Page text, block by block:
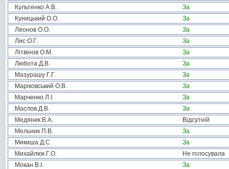
Культенко А.В.
За
Куницький О.О.
За
Леонов О.О.
За
Лис О.Г.
За
Літвінов О.М.
За
Любота Д.В.
За
Мазурашу Г.Г.
За
Маріковський О.В.
За
Марченко Л.І.
За
Маслов Д.В.
За
Медяник В.А.
Відсутній
Мельник П.В.
За
Микиша Д.С.
За
Михайлюк Г.О.
Не голосувала
Мокан В.І.
За